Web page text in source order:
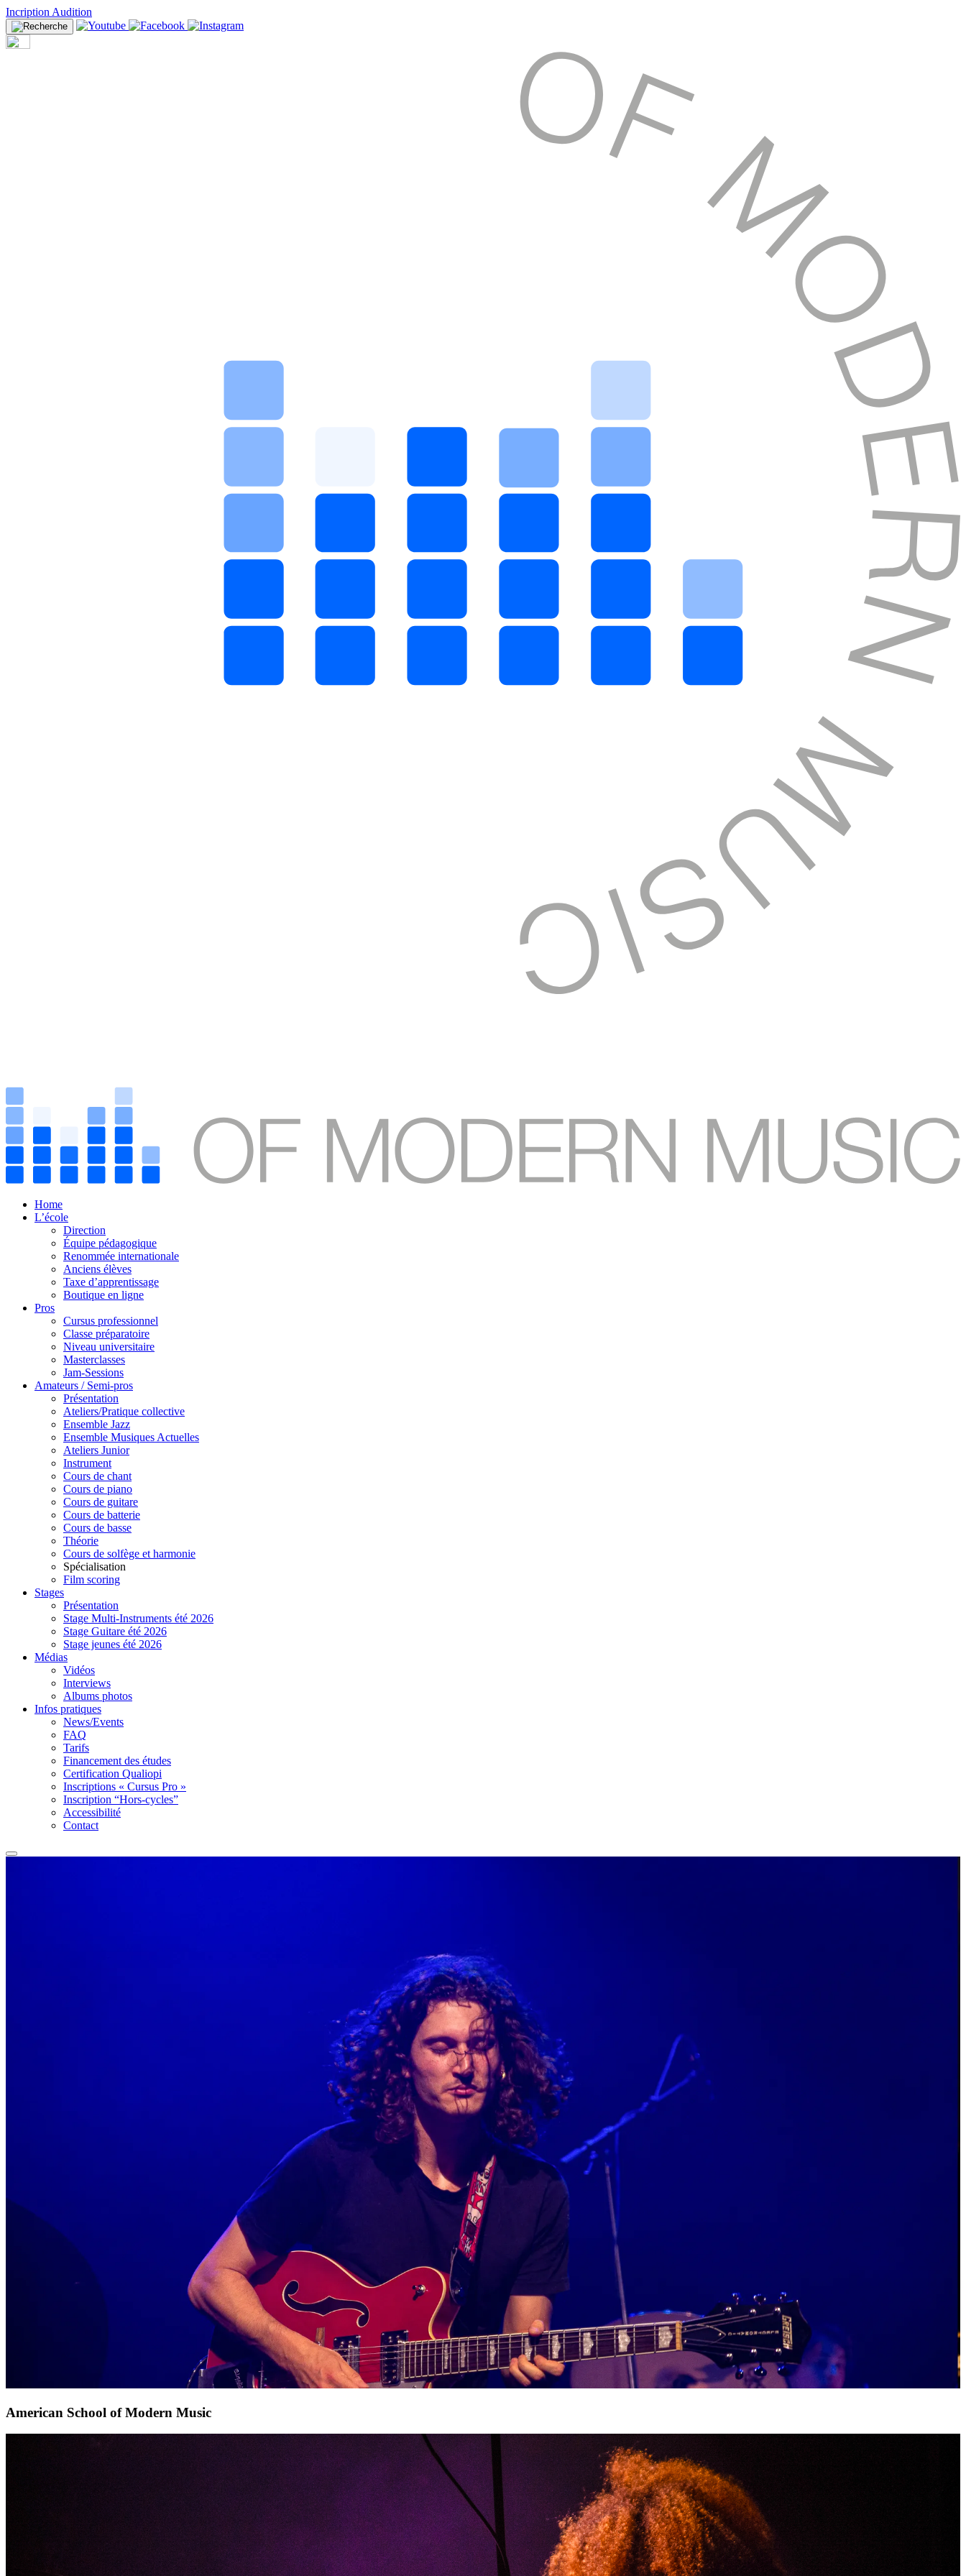
Incription Audition
Home
L’école
Direction
Équipe pédagogique
Renommée internationale
Anciens élèves
Taxe d’apprentissage
Boutique en ligne
Pros
Cursus professionnel
Classe préparatoire
Niveau universitaire
Masterclasses
Jam-Sessions
Amateurs / Semi-pros
Présentation
Ateliers/Pratique collective
Ensemble Jazz
Ensemble Musiques Actuelles
Ateliers Junior
Instrument
Cours de chant
Cours de piano
Cours de guitare
Cours de batterie
Cours de basse
Théorie
Cours de solfège et harmonie
Spécialisation
Film scoring
Stages
Présentation
Stage Multi-Instruments été 2026
Stage Guitare été 2026
Stage jeunes été 2026
Médias
Vidéos
Interviews
Albums photos
Infos pratiques
News/Events
FAQ
Tarifs
Financement des études
Certification Qualiopi
Inscriptions « Cursus Pro »
Inscription “Hors-cycles”
Accessibilité
Contact
American School of Modern Music